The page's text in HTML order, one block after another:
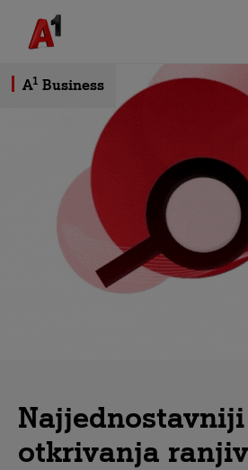
Skip to Main Content
A1 Business
otkrivanja